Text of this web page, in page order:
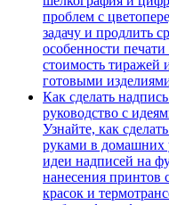
проблем с
задачу и продлить
особенности
стоимость тиражей
готовыми
Как сделать
руководство с
Узнайте, как
руками в домашних
идеи надписей на
нанесения принтов
красок и